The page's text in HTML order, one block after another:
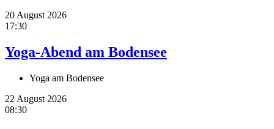
20 August 2026
17:30
Yoga-Abend am Bodensee
Yoga am Bodensee
22 August 2026
08:30